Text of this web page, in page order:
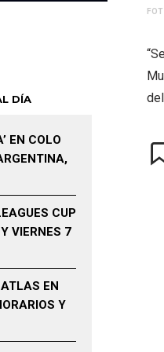
DÍA
EN COLO
CUP
VIERNES 7
EN
Y